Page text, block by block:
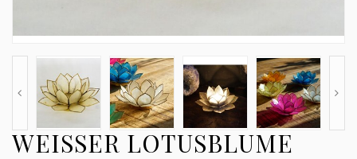
WEISSER LOTUSBLUME T